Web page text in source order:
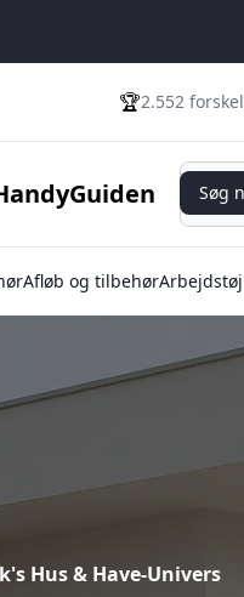
🏆2.552
Søg nu
Søg
Afløb og tilbehør
Hus & Have-Univers